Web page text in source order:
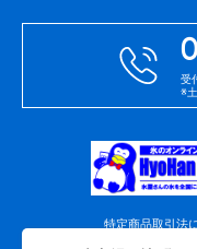
受
※
特定商品取引法